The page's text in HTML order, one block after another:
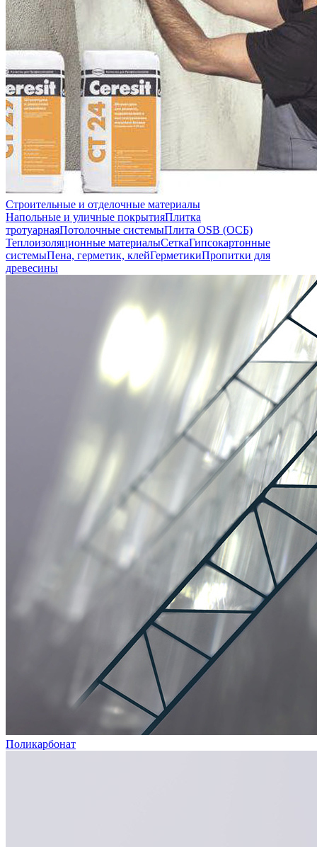
Строительные и отделочные материалы
Напольные и уличные покрытияПлитка
тротуарнаяПотолочные системыПлита OSB (ОСБ)
Теплоизоляционные материалыСеткаГипсокартонные
системыПена, герметик, клейГерметикиПропитки для
древесины
Поликарбонат